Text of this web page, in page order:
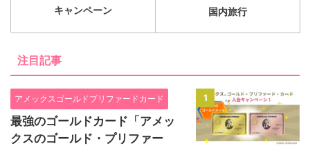
キャンペーン 国内旅行
注目記事
1
アメックスゴールドプリファードカード
最強のゴールドカード「アメッ
クスのゴールド・プリファー